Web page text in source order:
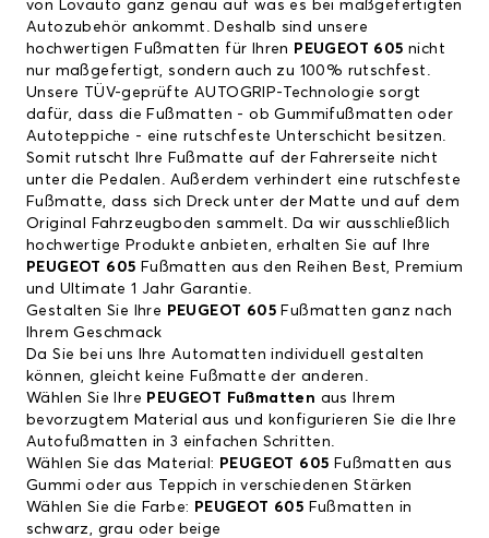
von Lovauto ganz genau auf was es bei maßgefertigten
Autozubehör ankommt. Deshalb sind unsere
hochwertigen Fußmatten für Ihren PEUGEOT 605 nicht
nur maßgefertigt, sondern auch zu 100% rutschfest.
Unsere TÜV-geprüfte AUTOGRIP-Technologie sorgt
dafür, dass die Fußmatten - ob Gummifußmatten oder
Autoteppiche - eine rutschfeste Unterschicht besitzen.
Somit rutscht Ihre Fußmatte auf der Fahrerseite nicht
unter die Pedalen. Außerdem verhindert eine rutschfeste
Fußmatte, dass sich Dreck unter der Matte und auf dem
Original Fahrzeugboden sammelt. Da wir ausschließlich
hochwertige Produkte anbieten, erhalten Sie auf Ihre
PEUGEOT 605 Fußmatten aus den Reihen Best, Premium
und Ultimate 1 Jahr Garantie.
Gestalten Sie Ihre PEUGEOT 605 Fußmatten ganz nach
Ihrem Geschmack
Da Sie bei uns Ihre Automatten individuell gestalten
können, gleicht keine Fußmatte der anderen.
Wählen Sie Ihre PEUGEOT Fußmatten aus Ihrem
bevorzugtem Material aus und konfigurieren Sie die Ihre
Autofußmatten in 3 einfachen Schritten.
Wählen Sie das Material: PEUGEOT 605 Fußmatten aus
Gummi oder aus Teppich in verschiedenen Stärken
Wählen Sie die Farbe: PEUGEOT 605 Fußmatten in
schwarz, grau oder beige